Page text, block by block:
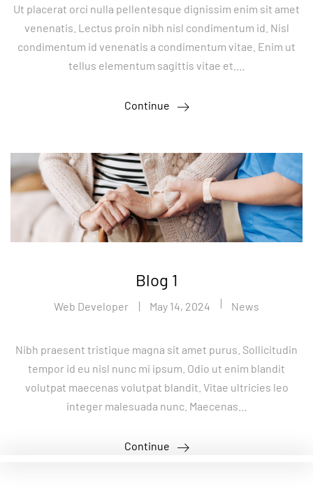
Ut placerat orci nulla pellentesque dignissim enim sit amet
venenatis. Lectus proin nibh nisl condimentum id. Nisl
condimentum id venenatis a condimentum vitae. Enim ut
tellus elementum sagittis vitae et.…
Continue
Blog 1
Web Developer May 14, 2024 News
Nibh praesent tristique magna sit amet purus. Sollicitudin
tempor id eu nisl nunc mi ipsum. Odio ut enim blandit
volutpat maecenas volutpat blandit. Vitae ultricies leo
integer malesuada nunc. Maecenas…
Continue